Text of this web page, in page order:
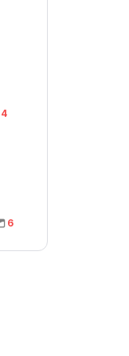
4
6